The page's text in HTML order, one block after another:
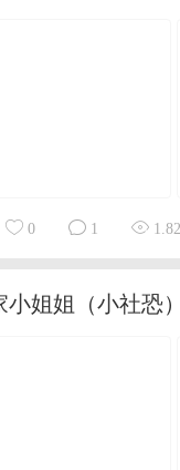
0 1
小姐姐（小社恐